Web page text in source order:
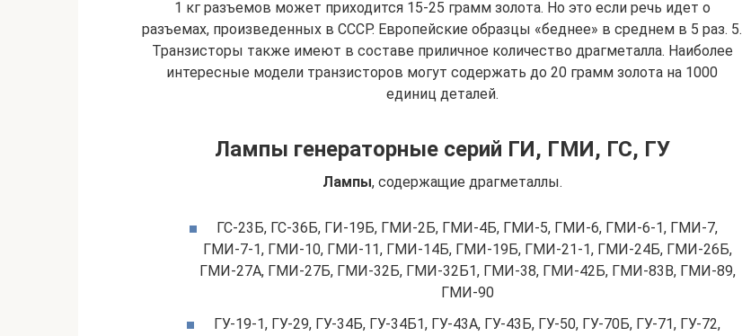
1 кг разъемов может приходится 15-25 грамм золота. Но это если речь идет о
разъемах, произведенных в СССР. Европейские образцы «беднее» в среднем в 5 раз. 5.
Транзисторы также имеют в составе приличное количество драгметалла. Наиболее
интересные модели транзисторов могут содержать до 20 грамм золота на 1000
единиц деталей.
Лампы генераторные серий ГИ, ГМИ, ГС, ГУ
Лампы, содержащие драгметаллы.
ГС-23Б, ГС-36Б, ГИ-19Б, ГМИ-2Б, ГМИ-4Б, ГМИ-5, ГМИ-6, ГМИ-6-1, ГМИ-7,
ГМИ-7-1, ГМИ-10, ГМИ-11, ГМИ-14Б, ГМИ-19Б, ГМИ-21-1, ГМИ-24Б, ГМИ-26Б,
ГМИ-27А, ГМИ-27Б, ГМИ-32Б, ГМИ-32Б1, ГМИ-38, ГМИ-42Б, ГМИ-83В, ГМИ-89,
ГМИ-90
ГУ-19-1, ГУ-29, ГУ-34Б, ГУ-34Б1, ГУ-43А, ГУ-43Б, ГУ-50, ГУ-70Б, ГУ-71, ГУ-72,